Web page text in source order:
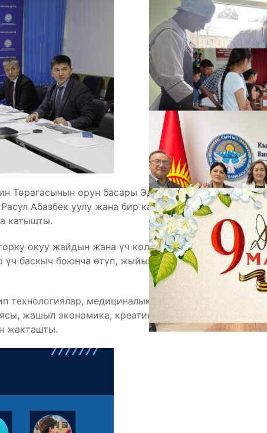
Төрагасынын орун басары Эдил Байсалов, билим
Абазбек уулу жана бир катар министрликтердин
катышты.
окуу жайдын жана үч колледждин
баскыч боюнча өтүп, жыйынтыгында сегиз стартап-
технологиялар, медициналык технологиялар,
жашыл экономика, креативдүү индустрия сыяктуу
жакташты.